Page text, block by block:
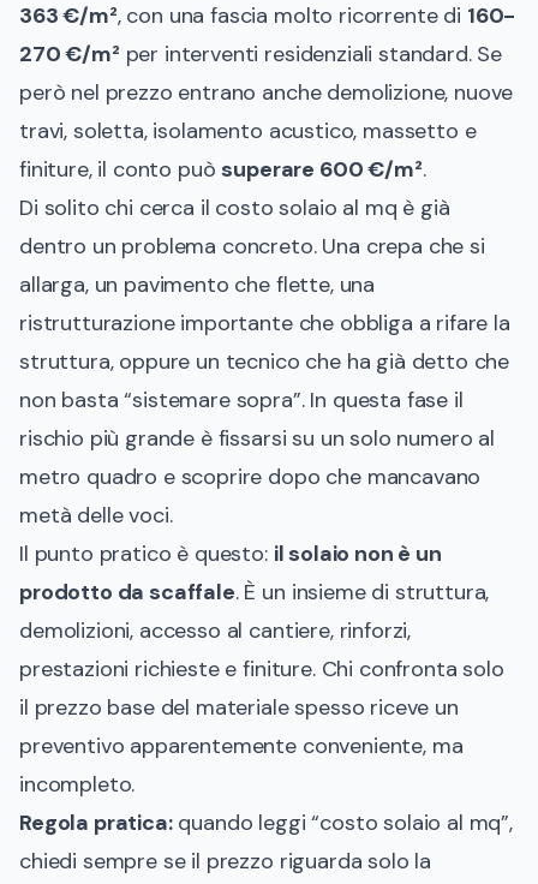
363 €/m², con una fascia molto ricorrente di 160-
270 €/m² per interventi residenziali standard. Se
però nel prezzo entrano anche demolizione, nuove
travi, soletta, isolamento acustico, massetto e
finiture, il conto puòsuperare 600 €/m².
Di solito chi cerca il costo solaio al mq è già
dentro un problema concreto. Una crepa che si
allarga, un pavimento che flette, una
ristrutturazione importante che obbliga a rifare la
struttura, oppure un tecnico che ha già detto che
non basta “sistemare sopra”. In questa fase il
rischio più grande è fissarsi su un solo numero al
metro quadro e scoprire dopo che mancavano
metà delle voci.
Il punto pratico è questo: il solaio non è un
prodotto da scaffale. È un insieme di struttura,
demolizioni, accesso al cantiere, rinforzi,
prestazioni richieste e finiture. Chi confronta solo
il prezzo base del materiale spesso riceve un
preventivo apparentemente conveniente, ma
incompleto.
Regola pratica:quando leggi “costo solaio al mq”,
chiedi sempre se il prezzo riguarda solo la